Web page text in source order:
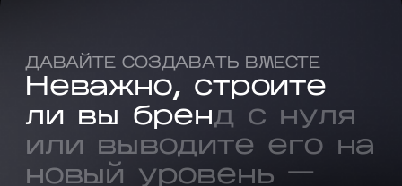
ДАВАЙТЕ СОЗДАВАТЬ ВМЕСТЕ
Неважно, строите
ли вы бренд с нуля
или выводите его на
новый уровень —